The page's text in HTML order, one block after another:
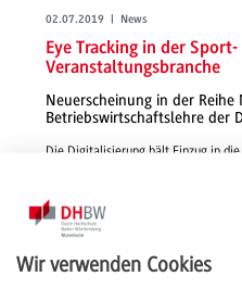
02.07.2019 | News
Eye Tracking in der Sport-
Veranstaltungsbranche
Neuerscheinung in der
Betriebswirtschaftslehre der
Die Digitalisierung hält Einzug in
der Publikation setzen sich Prof.
Eyetracking bei Veranstaltungen
weiterlesen
Wir verwenden Cookies